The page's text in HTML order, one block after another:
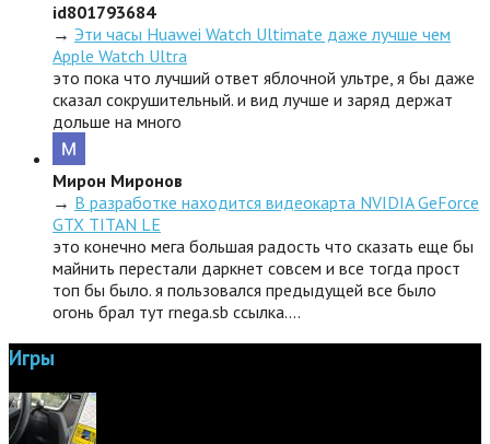
id801793684
→ Эти часы Huawei Watch Ultimate даже лучше чем
Apple Watch Ultra
это пока что лучший ответ яблочной ультре, я бы даже
сказал сокрушительный. и вид лучше и заряд держат
дольше на много
Мирон Миронов
→ В разработке находится видеокарта NVIDIA GeForce
GTX TITAN LE
это конечно мега большая радость что сказать еще бы
майнить перестали даркнет совсем и все тогда прост
топ бы было. я пользовался предыдущей все было
огонь брал тут rnega.sb ссылка.…
Игры